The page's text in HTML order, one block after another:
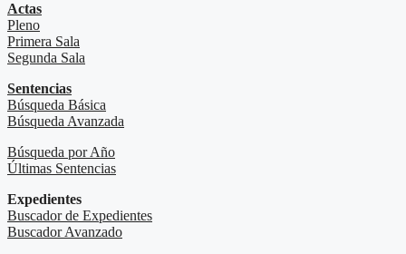
Actas
Pleno
Primera Sala
Segunda Sala
Sentencias
Búsqueda Básica
Búsqueda Avanzada
Búsqueda por Año
Últimas Sentencias
Expedientes
Buscador de Expedientes
Buscador Avanzado